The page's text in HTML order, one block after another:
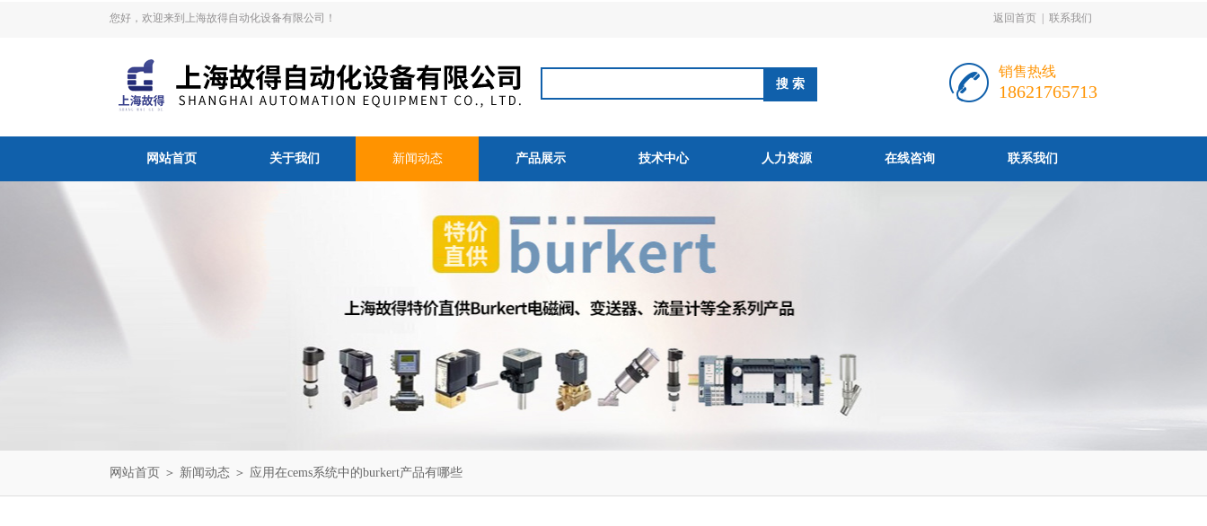
您好，欢迎来到上海故得自动化设备有限公司！ 返回首页 联系我们
销售热线
18621765713
网站首页 关于我们 新闻动态 产品展示 技术中心 人力资源 在线咨询 联系我们
网站首页 ＞ 新闻动态 ＞ 应用在cems系统中的burkert产品有哪些